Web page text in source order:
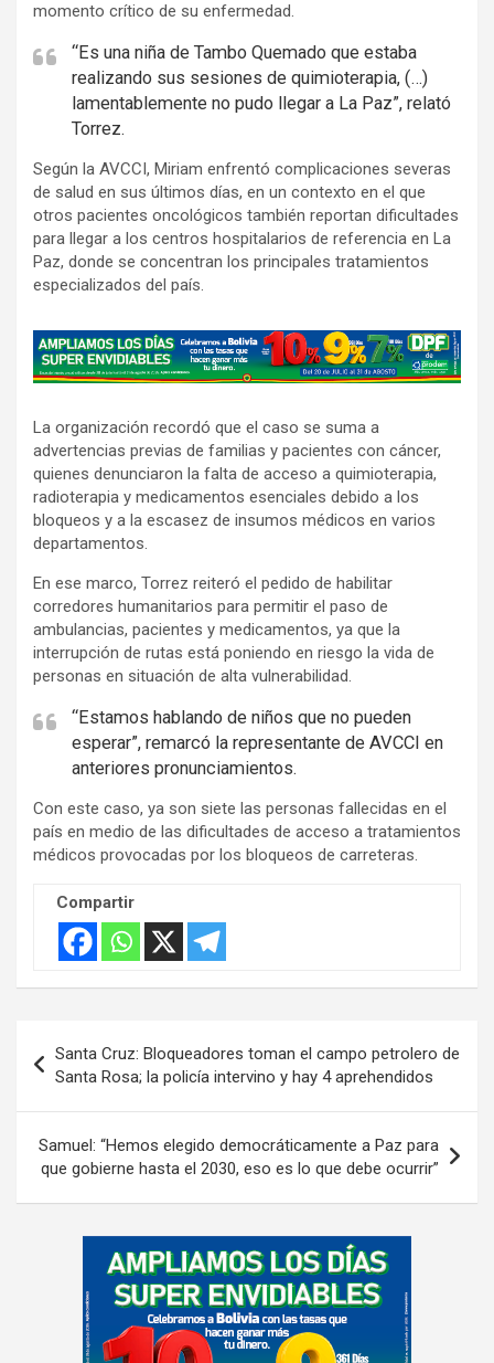
momento crítico de su enfermedad.
“Es una niña de Tambo Quemado que estaba
realizando sus sesiones de quimioterapia, (…)
lamentablemente no pudo llegar a La Paz”, relató
Torrez.
Según la AVCCI, Miriam enfrentó complicaciones severas
de salud en sus últimos días, en un contexto en el que
otros pacientes oncológicos también reportan dificultades
para llegar a los centros hospitalarios de referencia en La
Paz, donde se concentran los principales tratamientos
especializados del país.
A
d
e
r
t
i
s
e
m
e
n
t
:
La organización recordó que el caso se suma a
advertencias previas de familias y pacientes con cáncer,
quienes denunciaron la falta de acceso a quimioterapia,
radioterapia y medicamentos esenciales debido a los
bloqueos y a la escasez de insumos médicos en varios
departamentos.
En ese marco, Torrez reiteró el pedido de habilitar
corredores humanitarios para permitir el paso de
ambulancias, pacientes y medicamentos, ya que la
interrupción de rutas está poniendo en riesgo la vida de
personas en situación de alta vulnerabilidad.
“Estamos hablando de niños que no pueden
esperar”, remarcó la representante de AVCCI en
anteriores pronunciamientos.
Con este caso, ya son siete las personas fallecidas en el
país en medio de las dificultades de acceso a tratamientos
médicos provocadas por los bloqueos de carreteras.
Compartir
de
entradas
Santa Cruz: Bloqueadores toman el campo petrolero de
Santa Rosa; la policía intervino y hay 4 aprehendidos
Samuel: “Hemos elegido democráticamente a Paz para
que gobierne hasta el 2030, eso es lo que debe ocurrir”